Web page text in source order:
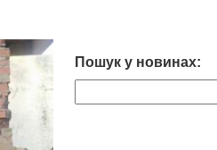
Пошук у новинах: